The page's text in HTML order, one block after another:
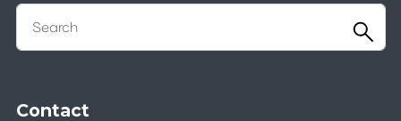
Contact